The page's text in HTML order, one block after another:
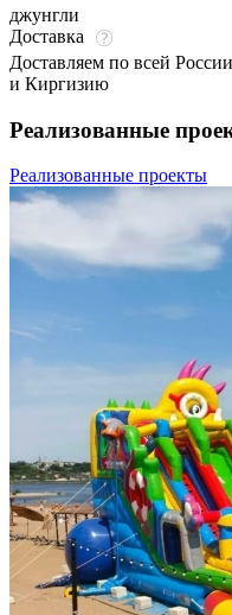
джунгли
Доставка
Доставляем по всей
и Киргизию
Реализованные
Реализованные проекты